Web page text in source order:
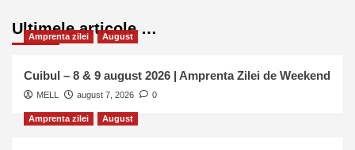
Ultimele articole …
Amprenta zilei August
Cuibul – 8 & 9 august 2026 | Amprenta Zilei de Weekend
MELL august 7, 2026 0
Amprenta zilei August